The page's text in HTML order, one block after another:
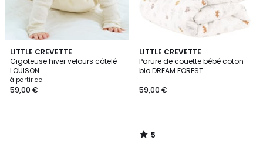
LITTLE CREVETTE
Gigoteuse hiver velours côtelé
LOUISON
à partir de
59,00 €
LITTLE CREVETTE
Parure de couette bébé coton
bio DREAM FOREST
59,00 €
5
/
5
5
/